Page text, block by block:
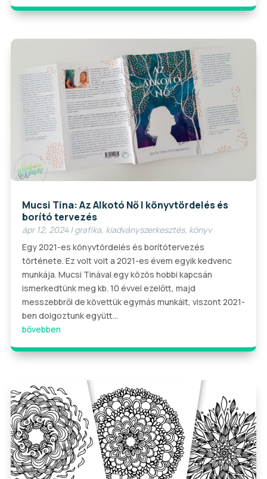
Mucsi Tina: Az Alkotó Nő | könyvtördelés és
borító tervezés
ápr 12, 2024|grafika, kiadványszerkesztés, könyv
Egy 2021-es könyvtördelés és borítótervezés
története. Ez volt volt a 2021-es évem egyik kedvenc
munkája. Mucsi Tinával egy közös hobbi kapcsán
ismerkedtünk meg kb. 10 évvel ezelőtt, majd
messzebbről de követtük egymás munkáit, viszont 2021-
ben dolgoztunk együtt...
bővebben